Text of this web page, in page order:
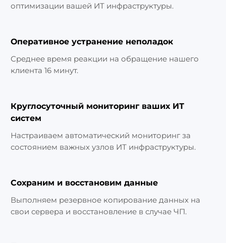
оптимизации вашей ИТ инфраструктуры.
Оперативное устранение неполадок
Среднее время реакции на обращение нашего
клиента 16 минут.
Круглосуточный мониторинг ваших ИТ
систем
Настраиваем автоматический мониторинг за
состоянием важных узлов ИТ инфраструктуры.
Сохраним и восстановим данные
Выполняем резервное копирование данных на
свои сервера и восстановление в случае ЧП.